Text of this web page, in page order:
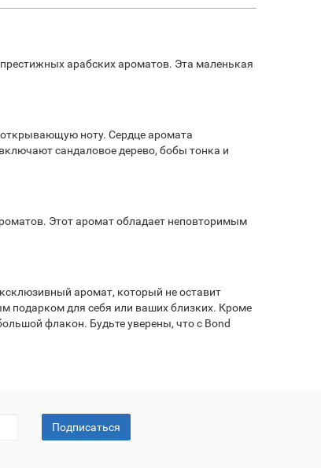
арабских ароматов. Эта маленькая
ноту. Сердце аромата
сандаловое дерево, бобы тонка и
Этот аромат обладает неповторимым
аромат, который не оставит
подарком для себя или ваших близких. Кроме
флакон. Будьте уверены, что с Bond
Подписаться